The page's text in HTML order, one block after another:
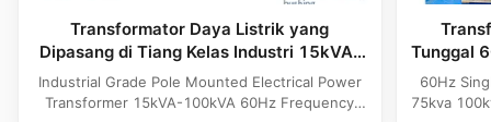
Transformator Daya Listrik yang
Dipasang di Tiang Kelas Industri 15kVA-
100kVA Frekuensi 60Hz
Industrial Grade Pole Mounted Electrical Power
Transformer 15kVA-100kVA 60Hz Frequency
Tunggal
60Hz
75kva